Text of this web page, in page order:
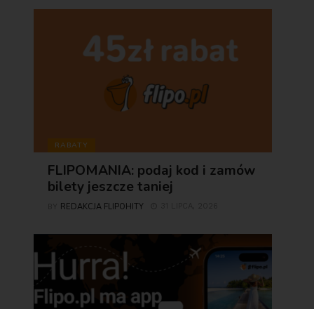
RABATY
FLIPOMANIA: podaj kod i zamów
bilety jeszcze taniej
REDAKCJA FLIPOHITY